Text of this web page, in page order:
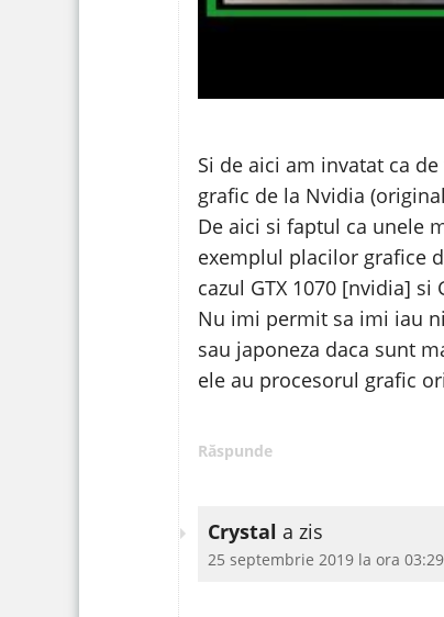
Si de aici am invatat ca
grafic de la Nvidia
De aici si faptul ca unele
exemplul placilor grafice
cazul GTX 1070 [nvidia] si
Nu imi permit sa imi iau
sau japoneza daca sunt
ele au procesorul grafic
Răspunde
Crystal a zis
25 septembrie 2019 la ora 03:29